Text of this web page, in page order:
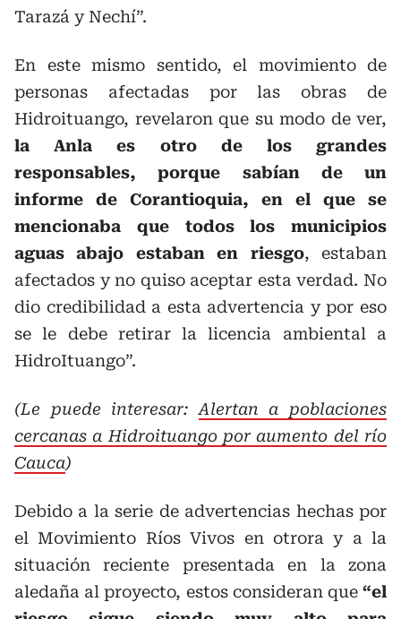
Tarazá y Nechí”.
En este mismo sentido, el movimiento de
personas afectadas por las obras de
Hidroituango, revelaron que su modo de ver,
la Anla es otro de los grandes
responsables, porque sabían de un
informe de Corantioquia, en el que se
mencionaba que todos los municipios
aguas abajo estaban en riesgo, estaban
afectados y no quiso aceptar esta verdad. No
dio credibilidad a esta advertencia y por eso
se le debe retirar la licencia ambiental a
HidroItuango”.
(Le puede interesar: Alertan a poblaciones
cercanas a Hidroituango por aumento del río
Cauca)
Debido a la serie de advertencias hechas por
el Movimiento Ríos Vivos en otrora y a la
situación reciente presentada en la zona
aledaña al proyecto, estos consideran que“el